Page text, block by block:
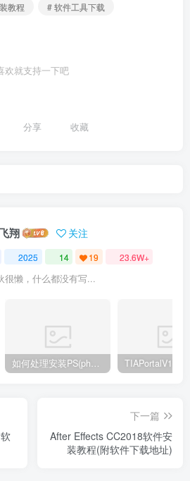
教程
# 软件工具下载
欢就支持一下吧
分享 收藏
翔 关注
2025 14 19 23.6W+
很懒，什么都没有写...
如何处理安装PS(photoshop cc2018) 时，提示系统或者IE浏览器需要升级
下一篇
After Effects CC2018软件安
装教程(附软件下载地址)